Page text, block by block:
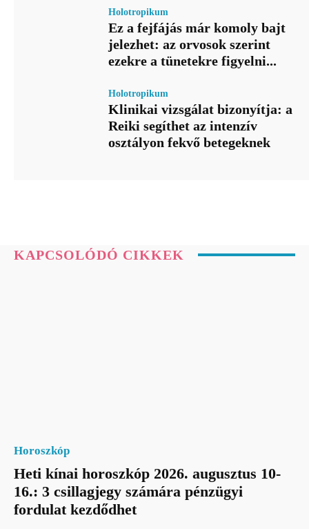
Holotropikum
Ez a fejfájás már komoly bajt
jelezhet: az orvosok szerint
ezekre a tünetekre figyelni...
Holotropikum
Klinikai vizsgálat bizonyítja: a
Reiki segíthet az intenzív
osztályon fekvő betegeknek
KAPCSOLÓDÓ CIKKEK
Horoszkóp
Heti kínai horoszkóp 2026. augusztus 10-
16.: 3 csillagjegy számára pénzügyi
fordulat kezdődhet